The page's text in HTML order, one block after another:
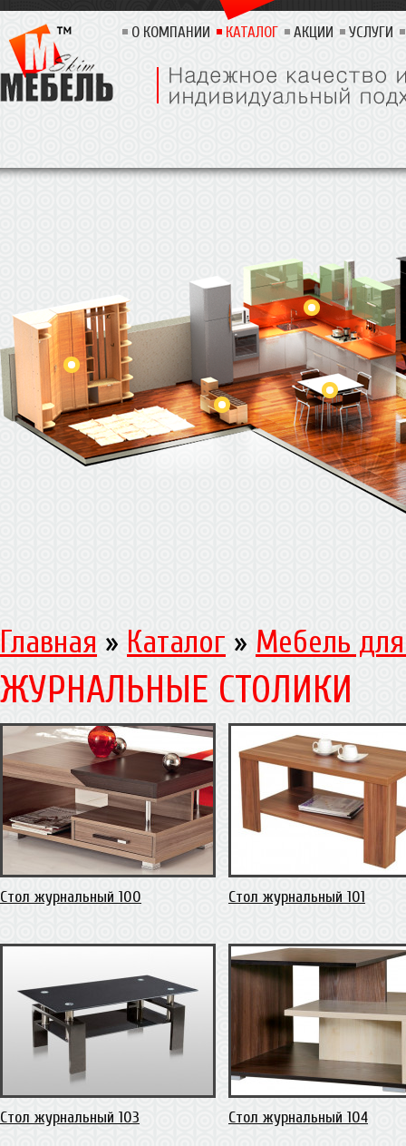
О КОМПАНИИ КАТАЛОГ АКЦИИ УСЛУГИ
Главная » Каталог » Мебель
ЖУРНАЛЬНЫЕ СТОЛИКИ
Стол журнальный 100 Стол журнальный 101
Стол журнальный 103 Стол журнальный 104